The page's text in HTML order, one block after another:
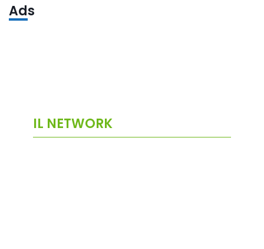
Ads
IL NETWORK